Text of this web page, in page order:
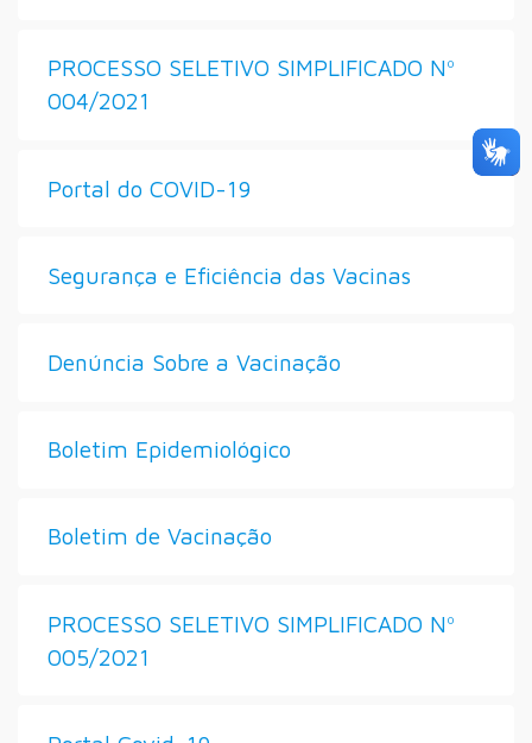
PROCESSO SELETIVO SIMPLIFICADO Nº
004/2021
Portal do COVID-19
Segurança e Eficiência das Vacinas
Denúncia Sobre a Vacinação
Boletim Epidemiológico
Boletim de Vacinação
PROCESSO SELETIVO SIMPLIFICADO Nº
005/2021